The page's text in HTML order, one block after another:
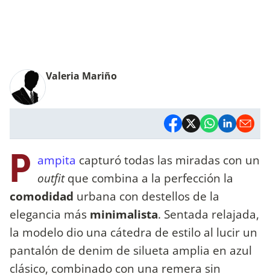
Valeria Mariño
P ampita capturó todas las miradas con un
outfitque combina a la perfección la
comodidad urbana con destellos de la
elegancia más minimalista. Sentada relajada,
la modelo dio una cátedra de estilo al lucir un
pantalón de denim de silueta amplia en azul
clásico, combinado con una remera sin